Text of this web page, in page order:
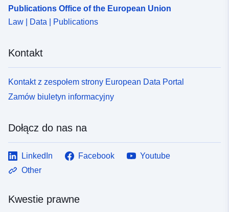
Publications Office of the European Union
Law | Data | Publications
Kontakt
Kontakt z zespołem strony European Data Portal
Zamów biuletyn informacyjny
Dołącz do nas na
LinkedIn Facebook
Youtube
Other
Kwestie prawne